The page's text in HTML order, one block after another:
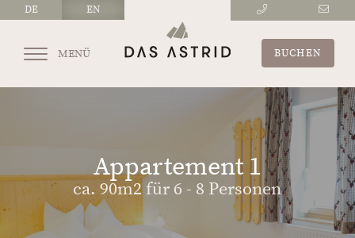
DE EN
BUCHEN
MENÜ
Appartement 1
ca. 90m2 für 6 - 8 Personen